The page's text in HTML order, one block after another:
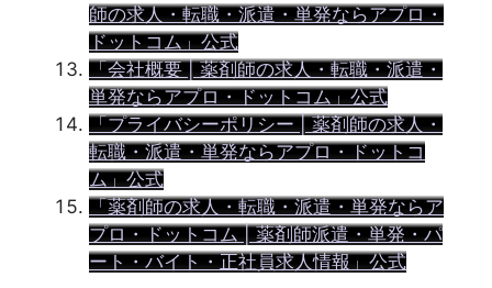
師の求人・転職・派遣・単発ならアプロ・
ドットコム」公式
「会社概要 | 薬剤師の求人・転職・派遣・
単発ならアプロ・ドットコム」公式
「プライバシーポリシー | 薬剤師の求人・
転職・派遣・単発ならアプロ・ドットコ
ム」公式
「薬剤師の求人・転職・派遣・単発ならア
プロ・ドットコム | 薬剤師派遣・単発・パ
ート・バイト・正社員求人情報」公式